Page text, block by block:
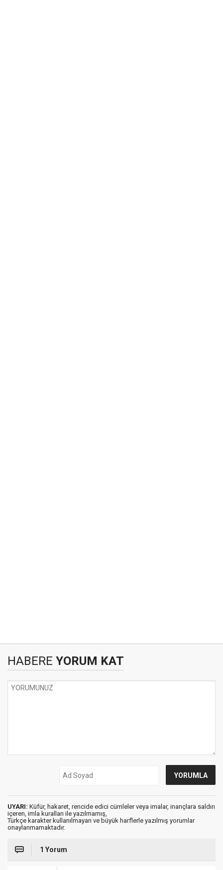
HABERE YORUM KAT
UYARI: Küfür, hakaret, rencide edici cümleler veya imalar, inançlara saldırı
içeren, imla kuralları ile yazılmamış,
Türkçe karakter kullanılmayan ve büyük harflerle yazılmış yorumlar
onaylanmamaktadır.
1 Yorum